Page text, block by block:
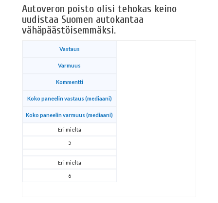
Autoveron poisto olisi tehokas keino
uudistaa Suomen autokantaa
vähäpäästöisemmäksi.
Vastaus
Varmuus
Kommentti
Koko paneelin vastaus (mediaani)
Koko paneelin varmuus (mediaani)
Eri mieltä
5
Eri mieltä
6